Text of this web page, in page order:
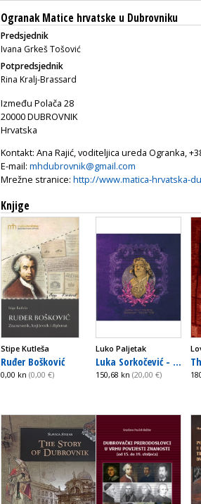
Ogranak Matice hrvatske u Dubrovniku
Predsjednik
Ivana Grkeš Tošović
Potpredsjednik
Rina Kralj-Brassard
Između Polača 28
20000 DUBROVNIK
Hrvatska
Kontakt: Ana Rajić, voditeljica ureda Ogranka,
E-mail: mhdubrovnik@gmail.com
Mrežne stranice: http://www.matica-hrvatska-
Knjige
Stipe Kutleša
Ruđer Bošković
0,00 kn (0,00 €)
Luko Paljetak
Luka Sorkočević - ...
150,68 kn (20,00 €)